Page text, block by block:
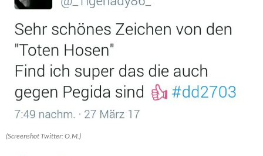
(Screenshot Twitter: O.M.)